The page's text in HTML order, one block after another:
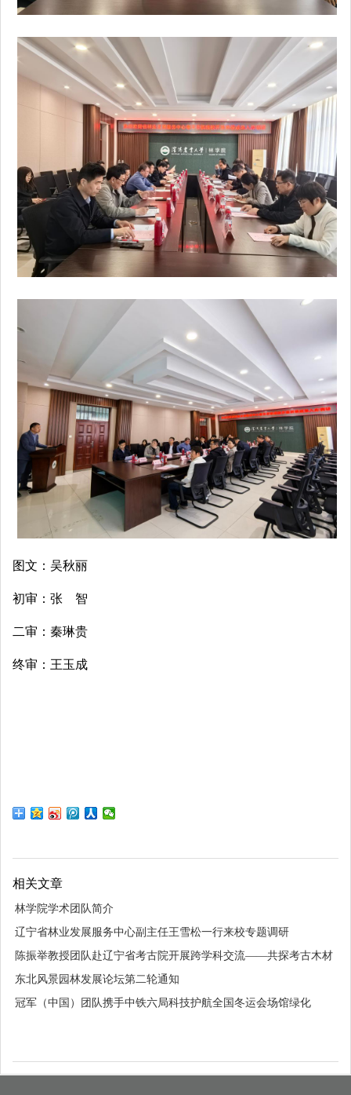
图文：吴秋丽
初审：张 智
二审：秦琳贵
终审：王玉成
相关文章
林学院学术团队简介
辽宁省林业发展服务中心副主任王雪松一行来校专题调研
陈振举教授团队赴辽宁省考古院开展跨学科交流——共探考古木材
研究与保护
东北风景园林发展论坛第二轮通知
冠军（中国）团队携手中铁六局科技护航全国冬运会场馆绿化